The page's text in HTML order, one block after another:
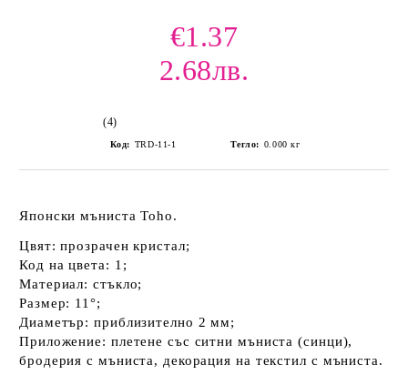
€1.37
2.68лв.
(4)
Код: TRD-11-1 Тегло: 0.000 кг
Японски мъниста Toho.
Цвят: прозрачен кристал;
Код на цвета: 1;
Материал: стъкло;
Размер: 11°;
Диаметър: приблизително 2 мм;
Приложение: плетене със ситни мъниста (синци),
бродерия с мъниста, декорация на текстил с мъниста.